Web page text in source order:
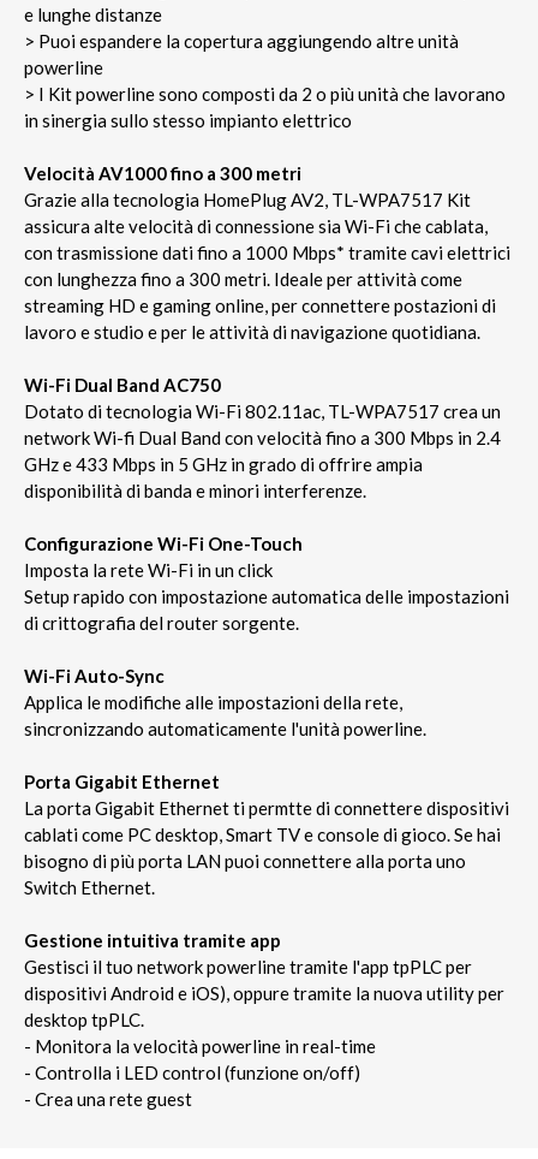
e lunghe distanze
> Puoi espandere la copertura aggiungendo altre unità
powerline
> I Kit powerline sono composti da 2 o più unità che lavorano
in sinergia sullo stesso impianto elettrico
Velocità AV1000 fino a 300 metri
Grazie alla tecnologia HomePlug AV2, TL-WPA7517 Kit
assicura alte velocità di connessione sia Wi-Fi che cablata,
con trasmissione dati fino a 1000 Mbps* tramite cavi elettrici
con lunghezza fino a 300 metri. Ideale per attività come
streaming HD e gaming online, per connettere postazioni di
lavoro e studio e per le attività di navigazione quotidiana.
Wi-Fi Dual Band AC750
Dotato di tecnologia Wi-Fi 802.11ac, TL-WPA7517 crea un
network Wi-fi Dual Band con velocità fino a 300 Mbps in 2.4
GHz e 433 Mbps in 5 GHz in grado di offrire ampia
disponibilità di banda e minori interferenze.
Configurazione Wi-Fi One-Touch
Imposta la rete Wi-Fi in un click
Setup rapido con impostazione automatica delle impostazioni
di crittografia del router sorgente.
Wi-Fi Auto-Sync
Applica le modifiche alle impostazioni della rete,
sincronizzando automaticamente l'unità powerline.
Porta Gigabit Ethernet
La porta Gigabit Ethernet ti permtte di connettere dispositivi
cablati come PC desktop, Smart TV e console di gioco. Se hai
bisogno di più porta LAN puoi connettere alla porta uno
Switch Ethernet.
Gestione intuitiva tramite app
Gestisci il tuo network powerline tramite l'app tpPLC per
dispositivi Android e iOS), oppure tramite la nuova utility per
desktop tpPLC.
- Monitora la velocità powerline in real-time
- Controlla i LED control (funzione on/off)
- Crea una rete guest